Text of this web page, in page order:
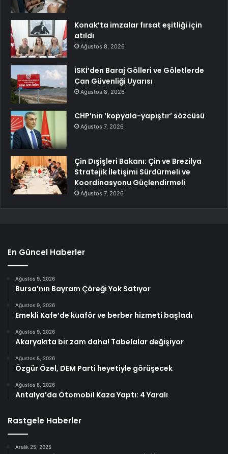
Konak’ta imzalar fırsat eşitliği için
atıldı
Ağustos 8, 2026
İSKİ’den Baraj Gölleri ve Göletlerde
Can Güvenliği Uyarısı
Ağustos 8, 2026
CHP’nin ‘kopyala-yapıştır’ sözcüsü
Ağustos 7, 2026
Çin Dışişleri Bakanı: Çin ve Brezilya
Stratejik İletişimi Sürdürmeli ve
Koordinasyonu Güçlendirmeli
Ağustos 7, 2026
En Güncel Haberler
Ağustos 9, 2026
Bursa’nın Bayram Çöreği Yok Satıyor
Ağustos 9, 2026
Emekli Kafe’de kuaför ve berber hizmeti başladı
Ağustos 9, 2026
Akaryakıta bir zam daha! Tabelalar değişiyor
Ağustos 8, 2026
Özgür Özel, DEM Parti heyetiyle görüşecek
Ağustos 8, 2026
Antalya’da Otomobil Kaza Yaptı: 4 Yaralı
Rastgele Haberler
Aralık 25, 2025